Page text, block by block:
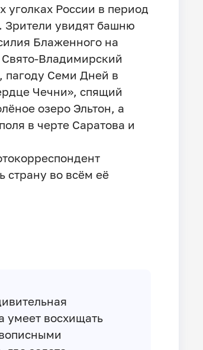
России в период
Зрители увидят башню
Блаженного на
Владимирский
пагоду Семи Дней в
Чечни», спящий
озеро Эльтон, а
в черте Саратова и
страну во всём её
умеет восхищать